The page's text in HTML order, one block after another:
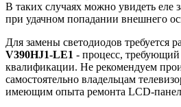
В таких случаях можно увидеть еле
при удачном попадании внешнего
Для замены светодиодов требуется
V390HJ1-LE1 - процесс, требующий
квалификации. Не рекомендуем
самостоятельно владельцам
имеющим опыта ремонта LCD-